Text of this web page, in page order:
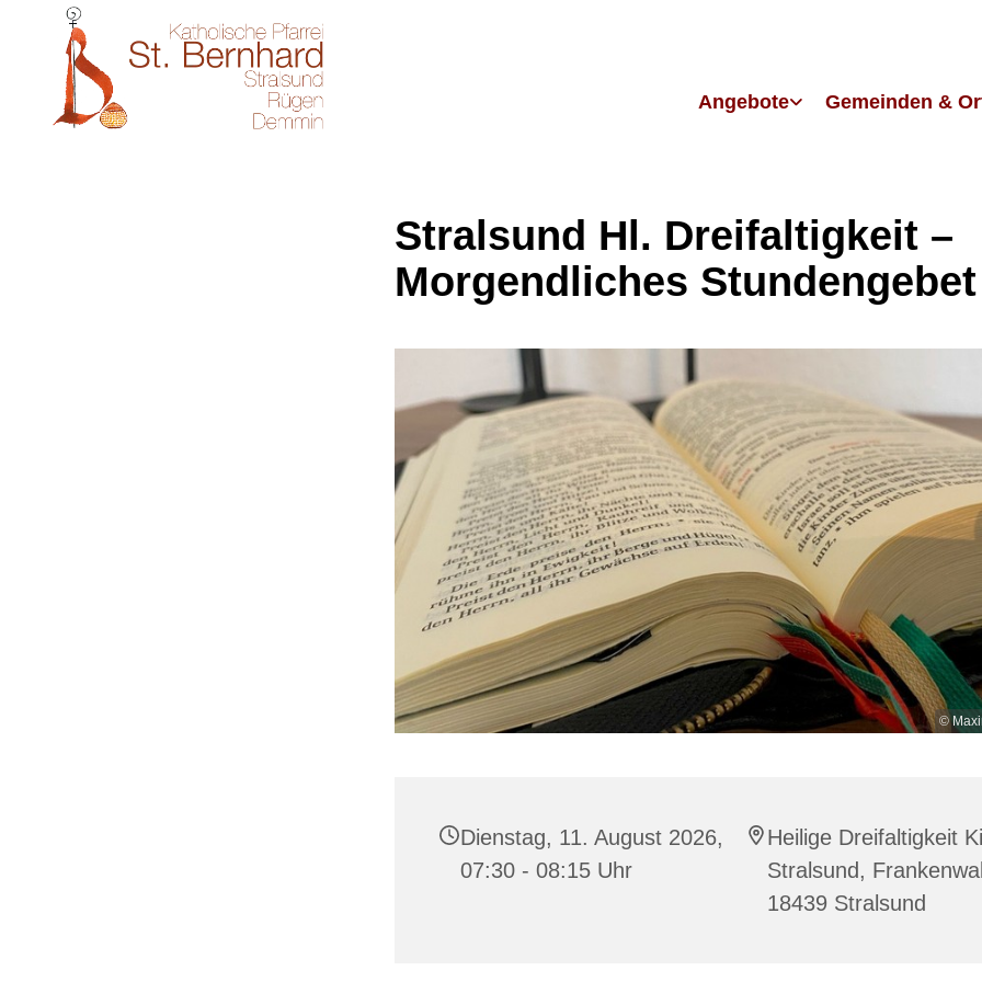
Angebote Gemeinden &
Stralsund Hl. Dreifaltigkeit –
Morgendliches Stundengebet
©
Dienstag, 11. August 2026,
07:30 - 08:15 Uhr
Heilige Dreifaltigkeit
Stralsund,
18439 Stralsund